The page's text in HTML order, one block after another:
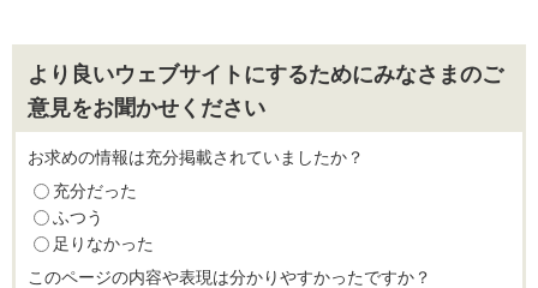
より良いウェブサイトにするためにみなさまのご
意見をお聞かせください
お求めの情報は充分掲載されていましたか？
充分だった
ふつう
足りなかった
このページの内容や表現は分かりやすかったですか？